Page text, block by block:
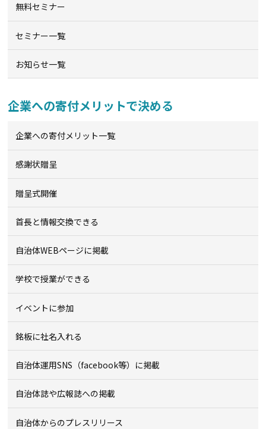
無料セミナー
セミナー一覧
お知らせ一覧
企業への寄付メリットで決める
企業への寄付メリット一覧
感謝状贈呈
贈呈式開催
首長と情報交換できる
自治体WEBページに掲載
学校で授業ができる
イベントに参加
銘板に社名入れる
自治体運用SNS（facebook等）に掲載
自治体誌や広報誌への掲載
自治体からのプレスリリース